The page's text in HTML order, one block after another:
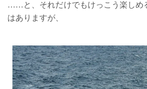
……と、それだけでもけっこう楽しめ
はありますが、